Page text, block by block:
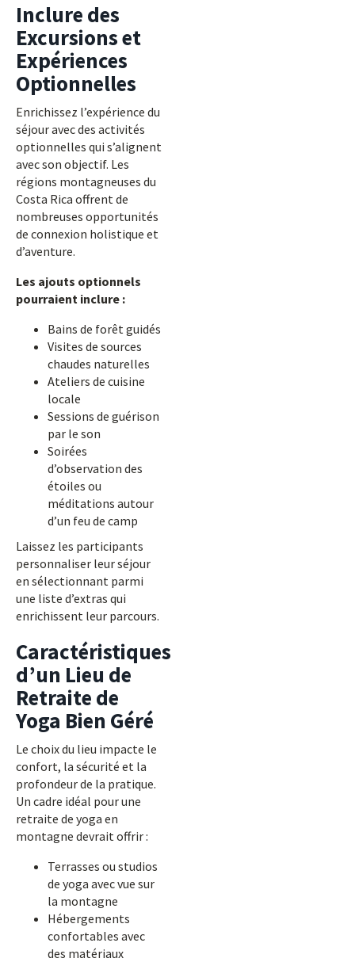
Inclure des
Excursions et
Expériences
Optionnelles
Enrichissez l’expérience du
séjour avec des activités
optionnelles qui s’alignent
avec son objectif. Les
régions montagneuses du
Costa Rica offrent de
nombreuses opportunités
de connexion holistique et
d’aventure.
Les ajouts optionnels
pourraient inclure :
Bains de forêt guidés
Visites de sources
chaudes naturelles
Ateliers de cuisine
locale
Sessions de guérison
par le son
Soirées
d’observation des
étoiles ou
méditations autour
d’un feu de camp
Laissez les participants
personnaliser leur séjour
en sélectionnant parmi
une liste d’extras qui
enrichissent leur parcours.
Caractéristiques
d’un Lieu de
Retraite de
Yoga Bien Géré
Le choix du lieu impacte le
confort, la sécurité et la
profondeur de la pratique.
Un cadre idéal pour une
retraite de yoga en
montagne devrait offrir :
Terrasses ou studios
de yoga avec vue sur
la montagne
Hébergements
confortables avec
des matériaux